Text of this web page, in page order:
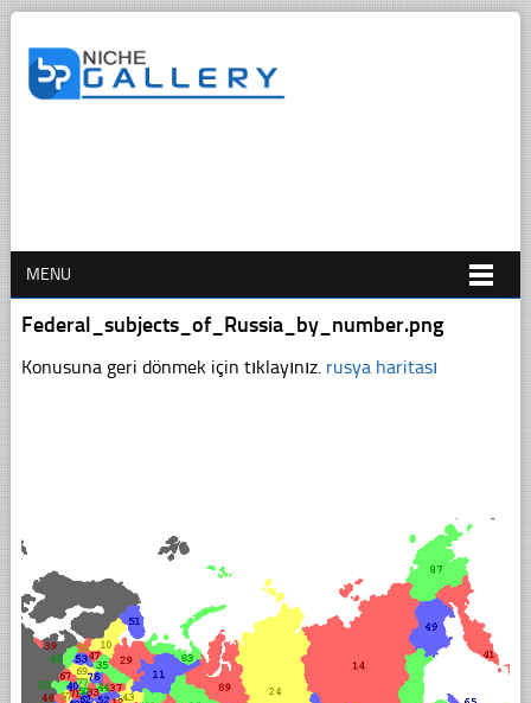
MENU
Federal_subjects_of_Russia_by_number.png
Konusuna geri dönmek için tıklayınız. rusya haritası